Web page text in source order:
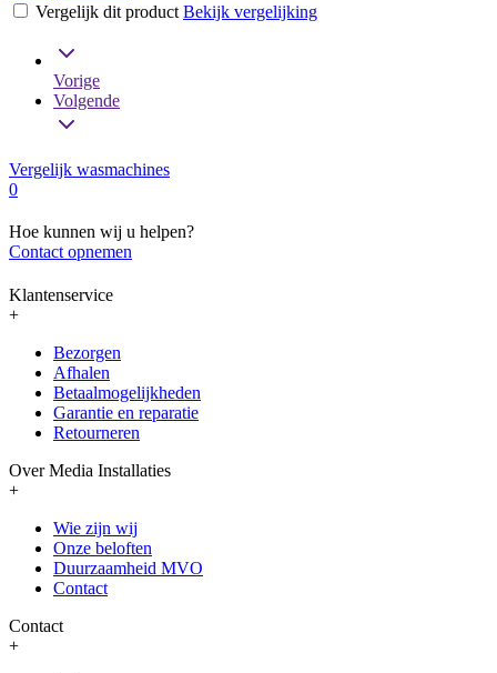
Vergelijk dit product Bekijk vergelijking
Vorige
Volgende
Vergelijk wasmachines
0
Hoe kunnen wij u helpen?
Contact opnemen
Klantenservice
+
Bezorgen
Afhalen
Betaalmogelijkheden
Garantie en reparatie
Retourneren
Over Media Installaties
+
Wie zijn wij
Onze beloften
Duurzaamheid MVO
Contact
Contact
+